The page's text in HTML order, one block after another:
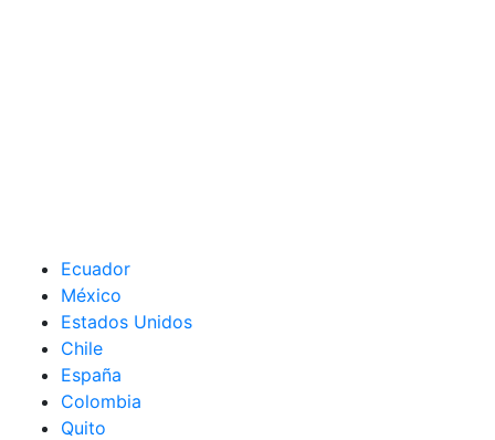
Ecuador
México
Estados Unidos
Chile
España
Colombia
Quito